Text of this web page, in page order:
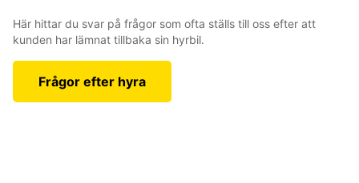
Här hittar du svar på frågor som ofta ställs till oss efter att
kunden har lämnat tillbaka sin hyrbil.
Frågor efter hyra